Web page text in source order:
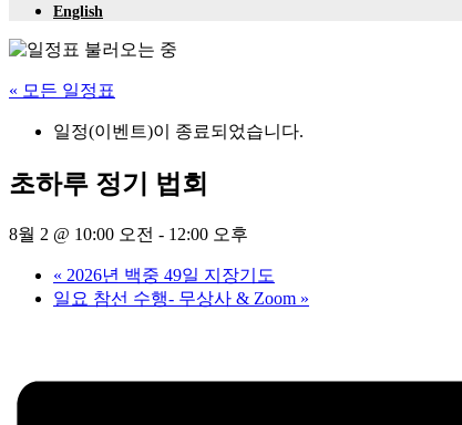
English
« 모든 일정표
일정(이벤트)이 종료되었습니다.
초하루 정기 법회
8월 2 @ 10:00 오전 - 12:00 오후
« 2026년 백중 49일 지장기도
일요 참선 수행- 무상사 & Zoom »